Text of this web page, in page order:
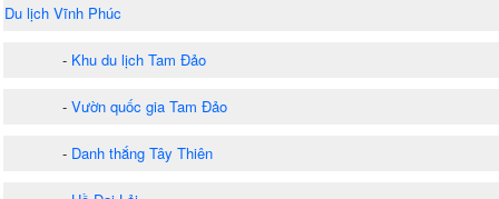
Du lịch Vĩnh Phúc
- Khu du lịch Tam Đảo
- Vườn quốc gia Tam Đảo
- Danh thắng Tây Thiên